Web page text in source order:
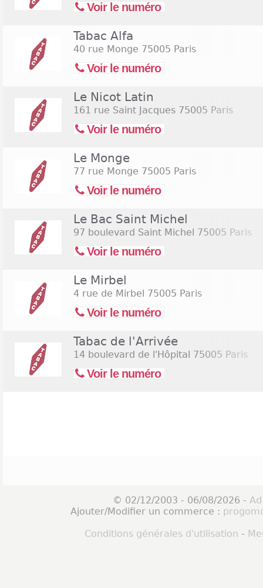
Voir le numéro
Tabac Alfa
40 rue Monge 75005 Paris
Voir le numéro
Le Nicot Latin
161 rue Saint Jacques 75005 Paris
Voir le numéro
Le Monge
77 rue Monge 75005 Paris
Voir le numéro
Le Bac Saint Michel
97 boulevard Saint Michel 75005 Paris
Voir le numéro
Le Mirbel
4 rue de Mirbel 75005 Paris
Voir le numéro
Tabac de l'Arrivée
14 boulevard de l'Hôpital 75005 Paris
Voir le numéro
© 02/12/2003 - 06/08/2026 -
Ajouter/Modifier un commerce :
Conditions générales d'utilisation -